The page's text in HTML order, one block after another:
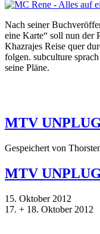
Nach seiner
eine Karte“ soll nun der
Khazrajes Reise quer
folgen. subculture
seine Pläne.
MTV
Gespeichert von
MTV
15. Oktober 2012
17. + 18. Oktober 2012